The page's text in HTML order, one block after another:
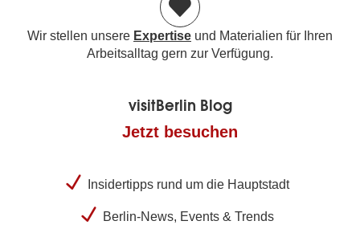
Wir stellen unsere Expertise und Materialien für Ihren
Arbeitsalltag gern zur Verfügung.
visitBerlin Blog
Jetzt besuchen
Insidertipps rund um die Hauptstadt
Berlin-News, Events & Trends